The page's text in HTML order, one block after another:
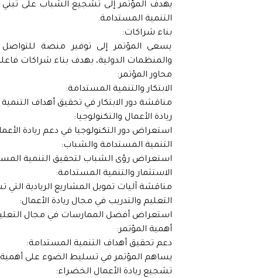
يهدف المؤتمر إلى تشجيع الشباب على تبني
التنمية المستدامة.
بناء شراكات:
يسعى المؤتمر إلى توفير منصة للتواصل
والمنظمات الدولية، بهدف بناء شراكات
محاور المؤتمر:
الابتكار والتنمية المستدامة:
مناقشة دور الابتكار في تحقيق أهداف
ريادة الأعمال والتكنولوجيا:
استعراض دور التكنولوجيا في دعم ريادة
التنمية المستدامة والشباب:
استعراض رؤى الشباب لتحقيق التنمية
الاستثمار والتنمية المستدامة:
مناقشة آليات تمويل المشاريع الريادية
التعليم والتدريب في مجال ريادة الأعمال:
استعراض أفضل الممارسات في مجال التعليم
أهمية المؤتمر:
دعم تحقيق أهداف التنمية المستدامة:
يساهم المؤتمر في تسليط الضوء على أهمية
تشجيع ريادة الأعمال الخضراء: